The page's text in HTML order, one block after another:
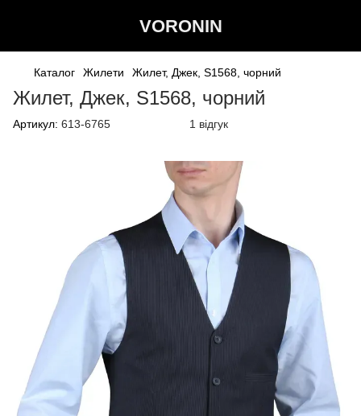
VORONIN
Каталог Жилети Жилет, Джек, S1568, чорний
Жилет, Джек, S1568, чорний
Артикул: 613-6765 1 відгук